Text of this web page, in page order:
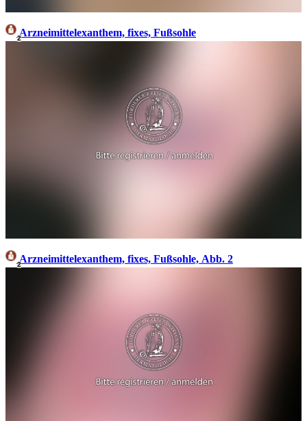
2Arzneimittelexanthem, fixes, Fußsohle
2Arzneimittelexanthem, fixes, Fußsohle, Abb. 2